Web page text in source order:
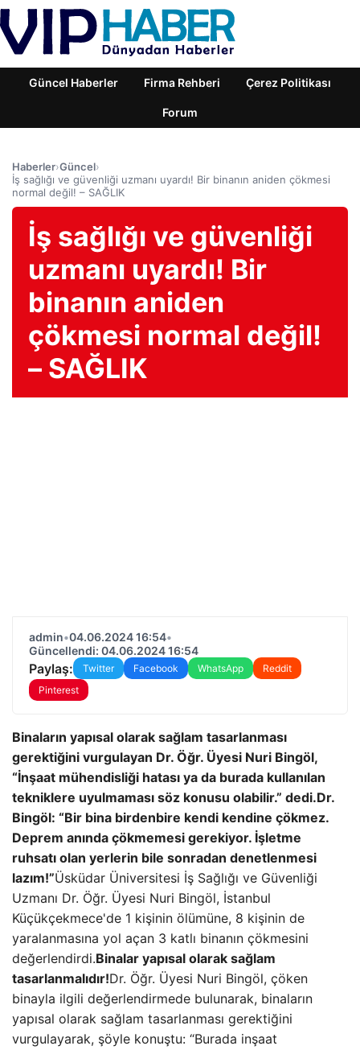
Güncel Haberler Firma Rehberi Çerez Politikası
Forum
Haberler›Güncel›
İş sağlığı ve güvenliği uzmanı uyardı! Bir binanın aniden çökmesi
normal değil! – SAĞLIK
İş sağlığı ve güvenliği
uzmanı uyardı! Bir
binanın aniden
çökmesi normal değil!
– SAĞLIK
admin•04.06.2024 16:54•
Güncellendi: 04.06.2024 16:54
Paylaş: Twitter Facebook WhatsApp
Reddit
Pinterest
Binaların yapısal olarak sağlam tasarlanması
gerektiğini vurgulayan Dr. Öğr. Üyesi Nuri Bingöl,
“İnşaat mühendisliği hatası ya da burada kullanılan
tekniklere uyulmaması söz konusu olabilir.” dedi.Dr.
Bingöl: “Bir bina birdenbire kendi kendine çökmez.
Deprem anında çökmemesi gerekiyor. İşletme
ruhsatı olan yerlerin bile sonradan denetlenmesi
lazım!”Üsküdar Üniversitesi İş Sağlığı ve Güvenliği
Uzmanı Dr. Öğr. Üyesi Nuri Bingöl, İstanbul
Küçükçekmece'de 1 kişinin ölümüne, 8 kişinin de
yaralanmasına yol açan 3 katlı binanın çökmesini
değerlendirdi.Binalar yapısal olarak sağlam
tasarlanmalıdır!Dr. Öğr. Üyesi Nuri Bingöl, çöken
binayla ilgili değerlendirmede bulunarak, binaların
yapısal olarak sağlam tasarlanması gerektiğini
vurgulayarak, şöyle konuştu: “Burada inşaat